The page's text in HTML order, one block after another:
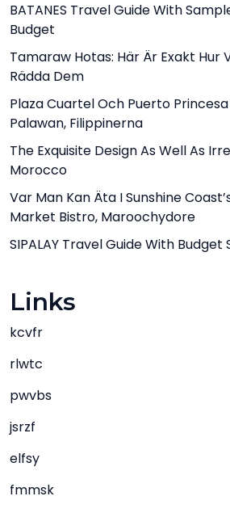
BATANES Travel Guide With
Budget
Tamaraw Hotas: Här Är Exakt Hur
Rädda Dem
Plaza Cuartel Och Puerto
Palawan, Filippinerna
The Exquisite Design As Well As
Morocco
Var Man Kan Äta I Sunshine
Market Bistro, Maroochydore
SIPALAY Travel Guide With Budget
Links
kcvfr
rlwtc
pwvbs
jsrzf
elfsy
fmmsk